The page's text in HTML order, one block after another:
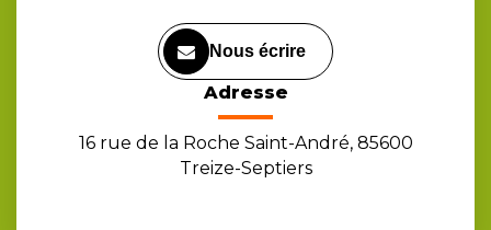
Nous écrire
Adresse
16 rue de la Roche Saint-André, 85600
Treize-Septiers